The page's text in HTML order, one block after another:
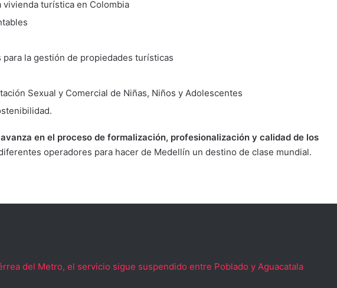
turística en Colombia
para la gestión de propiedades turísticas
Sexual y Comercial de Niñas, Niños y Adolescentes
en el proceso de formalización, profesionalización y calidad de los
operadores para hacer de Medellín un destino de clase mundial.
del Metro, el servicio sigue suspendido entre Poblado y Aguacatala